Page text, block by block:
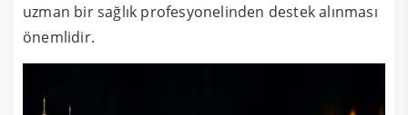
uzman bir sağlık profesyonelinden destek alınması
önemlidir.